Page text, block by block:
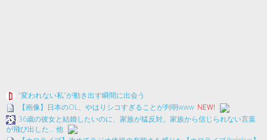
“変われない私”が動き出す瞬間に出会う
【画像】日本のOL、やはりシコすぎることが判明www NEW!
36歳の彼女と結婚したいのに、家族が猛反対。家族から信じられない言葉
が飛び出した… 他